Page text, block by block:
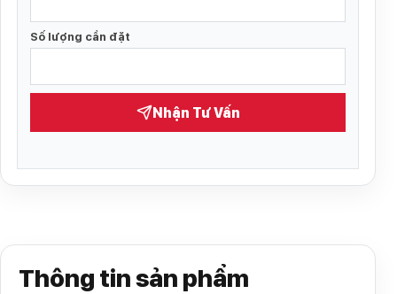
Số lượng cần đặt
Nhận Tư Vấn
Thông tin sản phẩm